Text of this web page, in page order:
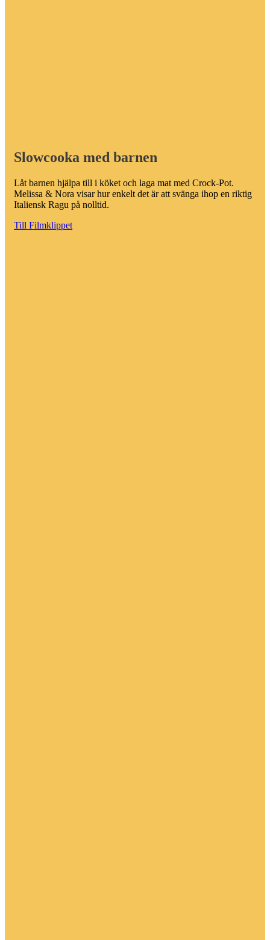
Slowcooka med barnen
Låt barnen hjälpa till i köket och laga mat med Crock-Pot.
Melissa & Nora visar hur enkelt det är att svänga ihop en riktig
Italiensk Ragu på nolltid.
Till Filmklippet